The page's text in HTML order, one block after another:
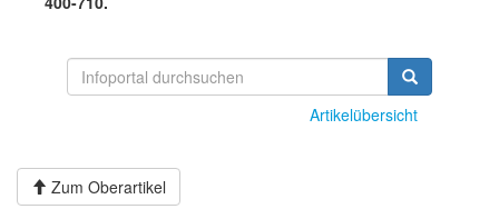
Artikelübersicht
Zum Oberartikel